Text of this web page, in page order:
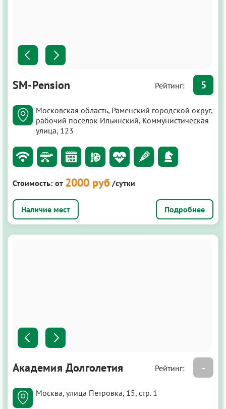
SM-Pension Рейтинг: 5
Московская область, Раменский городской округ,
рабочий посёлок Ильинский, Коммунистическая
улица, 123
Стоимость: от 2000 руб /сутки
Подробнее
Академия Долголетия Рейтинг: -
Москва, улица Петровка, 15, стр. 1